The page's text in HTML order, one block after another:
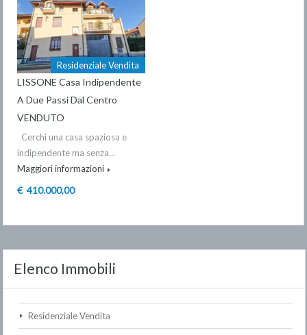
Residenziale Vendita
LISSONE Casa Indipendente
A Due Passi Dal Centro
VENDUTO
Cerchi una casa spaziosa e
indipendente ma senza…
Maggiori informazioni
€ 410.000,00
Elenco Immobili
Residenziale Vendita